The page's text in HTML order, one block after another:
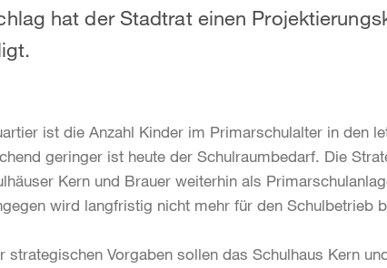
hat der Stadtrat einen
ist die Anzahl Kinder im Primarschulalter in den
geringer ist heute der Schulraumbedarf. Die
Kern und Brauer weiterhin als
wird langfristig nicht mehr für den Schulbetrieb
strategischen Vorgaben sollen das Schulhaus Kern